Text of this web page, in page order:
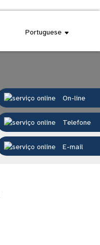
Portuguese
On-line
Telefone
E-mail